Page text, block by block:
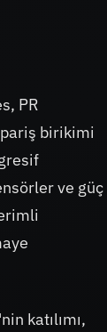
PR
birikimi
ve güç
katılımı,